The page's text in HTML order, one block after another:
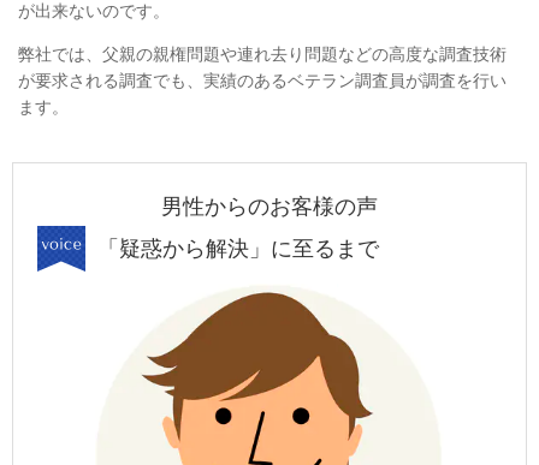
が出来ないのです。
弊社では、父親の親権問題や連れ去り問題などの高度な調査技術
が要求される調査でも、実績のあるベテラン調査員が調査を行い
ます。
男性からのお客様の声
「疑惑から解決」に至るまで